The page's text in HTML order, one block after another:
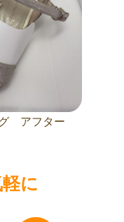
グ アフター
に